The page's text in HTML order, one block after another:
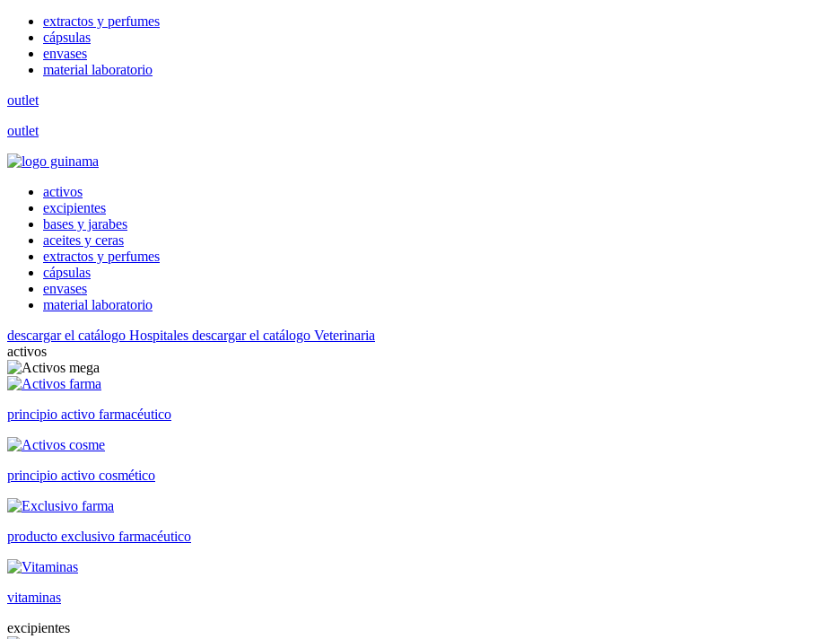
extractos y perfumes
cápsulas
envases
material laboratorio
outlet
outlet
activos
excipientes
bases y jarabes
aceites y ceras
extractos y perfumes
cápsulas
envases
material laboratorio
descargar el catálogo Hospitales descargar el catálogo Veterinaria
activos
principio activo farmacéutico
principio activo cosmético
producto exclusivo farmacéutico
vitaminas
excipientes